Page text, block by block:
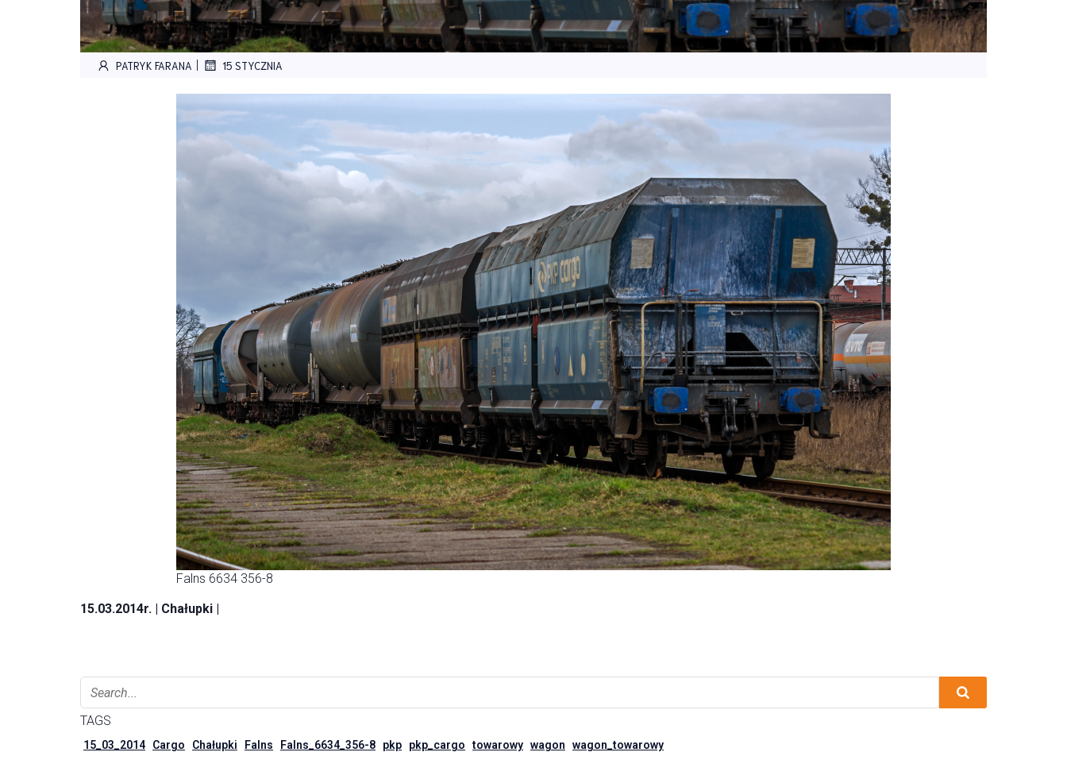
PATRYK FARANA | 15 STYCZNIA
Falns 6634 356-8
15.03.2014r. | Chałupki |
TAGS
15_03_2014 Cargo Chałupki Falns Falns_6634_356-8 pkp pkp_cargo towarowy wagon wagon_towarowy